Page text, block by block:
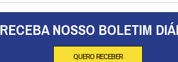
RECEBA NOSSO BOLETIM
QUERO RECEBER